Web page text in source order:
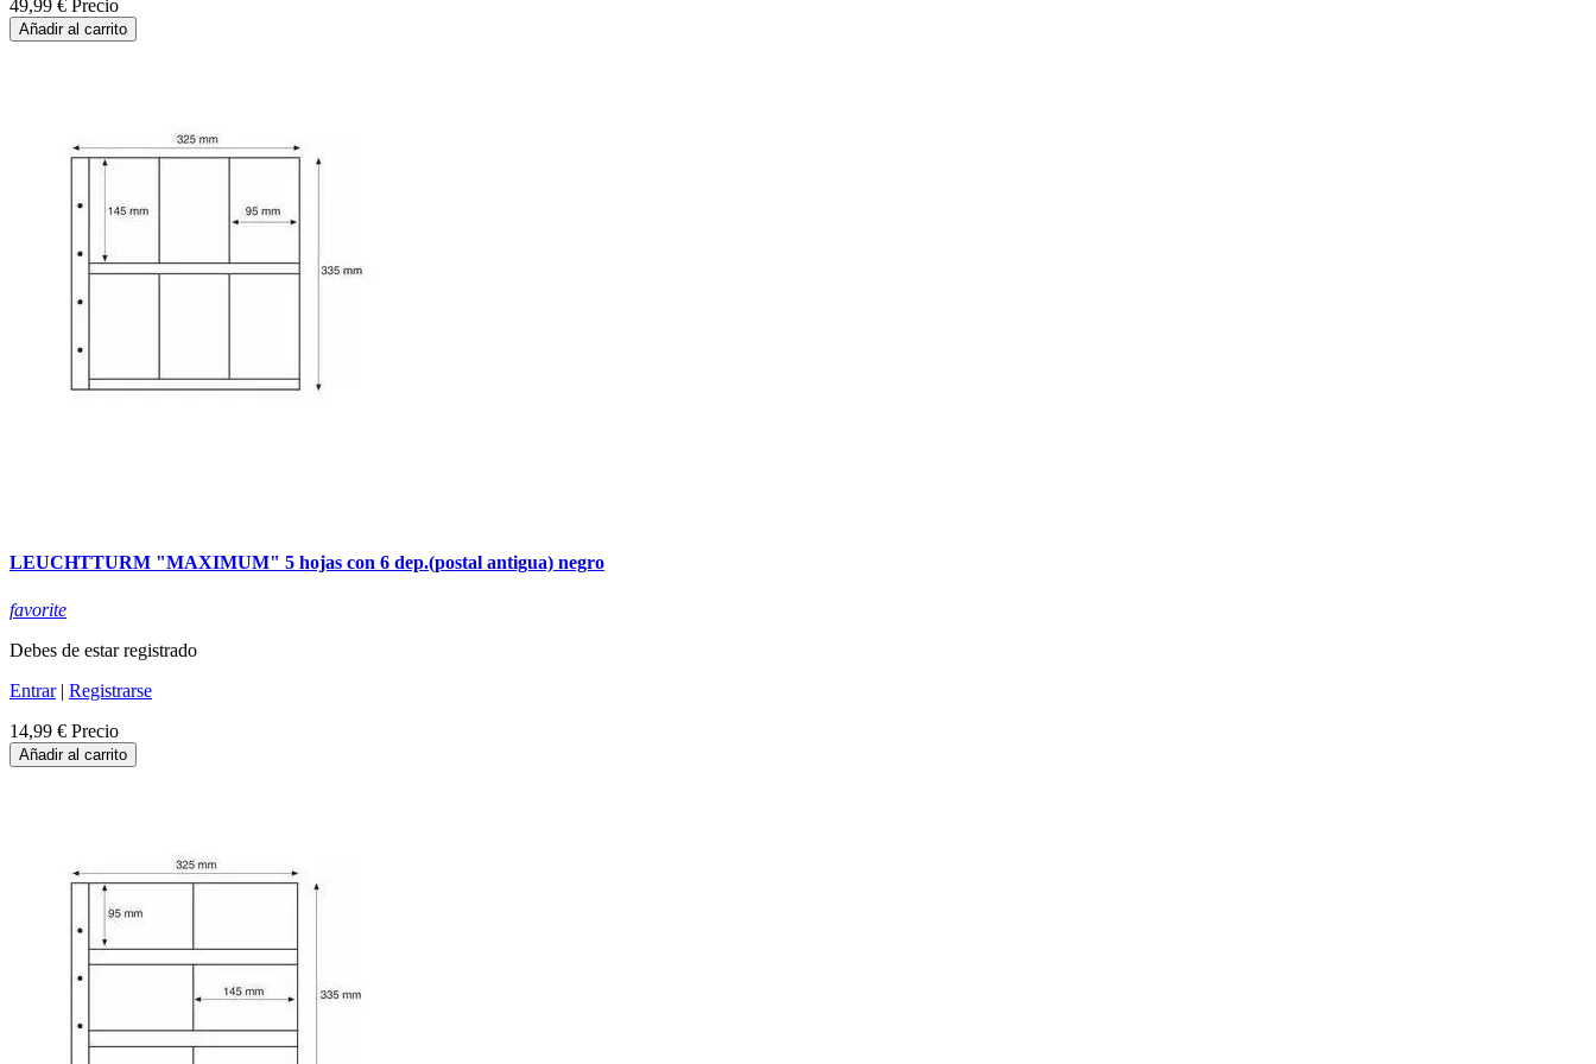
49,99 € Precio
Añadir al carrito
LEUCHTTURM "MAXIMUM" 5 hojas con 6 dep.(postal antigua) negro
favorite
Debes de estar registrado
Entrar| Registrarse
14,99 € Precio
Añadir al carrito